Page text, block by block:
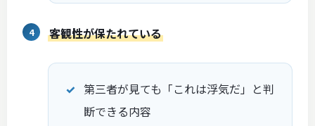
客観性が保たれている
第三者が見ても「これは浮気だ」と判
断できる内容